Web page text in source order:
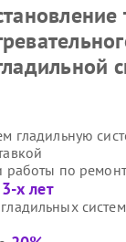
гладильную
работы по
х лет